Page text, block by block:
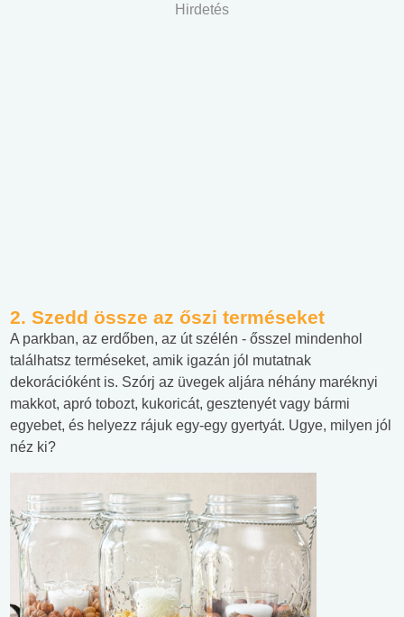
Hirdetés
2. Szedd össze az őszi terméseket
A parkban, az erdőben, az út szélén - ősszel mindenhol
találhatsz terméseket, amik igazán jól mutatnak
dekorációként is. Szórj az üvegek aljára néhány maréknyi
makkot, apró tobozt, kukoricát, gesztenyét vagy bármi
egyebet, és helyezz rájuk egy-egy gyertyát. Ugye, milyen jól
néz ki?